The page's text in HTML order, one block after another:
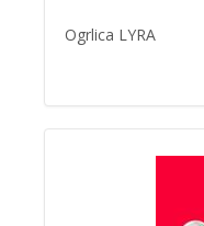
Ogrlica LYRA